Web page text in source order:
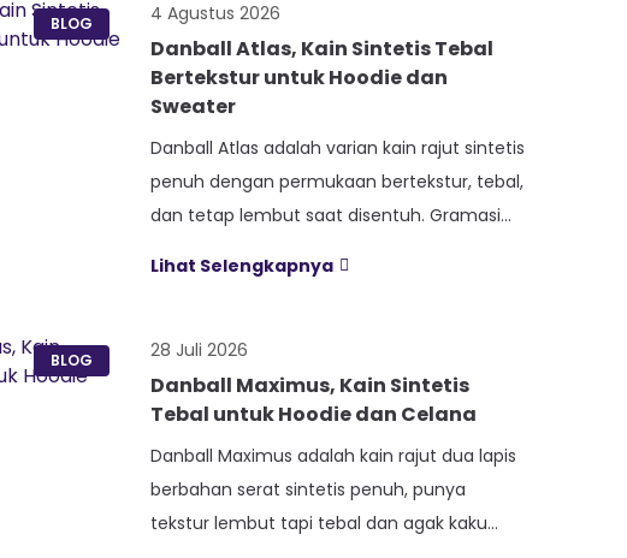
BLOG 4 Agustus 2026
Danball Atlas, Kain Sintetis Tebal
Bertekstur untuk Hoodie dan
Sweater
Danball Atlas adalah varian kain rajut sintetis
penuh dengan permukaan bertekstur, tebal,
dan tetap lembut saat disentuh. Gramasi
ditambah empat perlakuan Cool Touch,
Kusut, membuat kain ini pas untuk hoodie,
sweater, dan celana yang butuh jatuhan
tegas. Nama Atlas boleh jadi belum […]
Lihat Selengkapnya
BLOG 28 Juli 2026
Danball Maximus, Kain Sintetis
Tebal untuk Hoodie dan Celana
Danball Maximus adalah kain rajut dua lapis
berbahan serat sintetis penuh, punya
tekstur lembut tapi tebal dan agak kaku